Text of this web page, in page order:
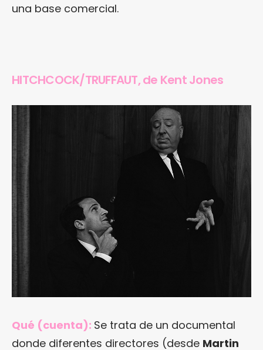
una base comercial.
HITCHCOCK/TRUFFAUT, de Kent Jones
Qué (cuenta): Se trata de un documental
donde diferentes directores (desde Martin